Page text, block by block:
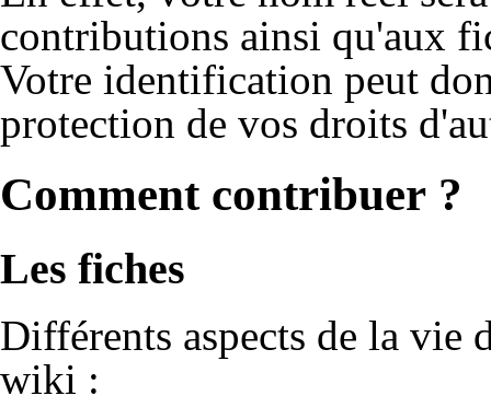
contributions ainsi qu'aux
Votre identification peut
protection de vos droits
Comment contribuer ?
Les fiches
Différents aspects de la vie
wiki :